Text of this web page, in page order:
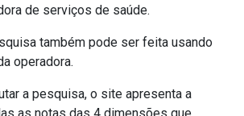
de serviços de saúde.
também pode ser feita usando
operadora.
a pesquisa, o site apresenta a